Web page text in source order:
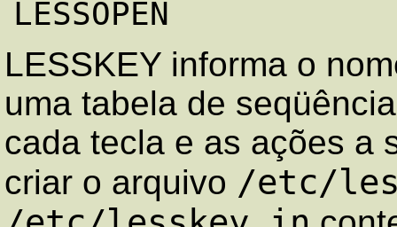
LESSKEY informa o
uma tabela de
cada tecla e as ações a
criar o arquivo /etc/